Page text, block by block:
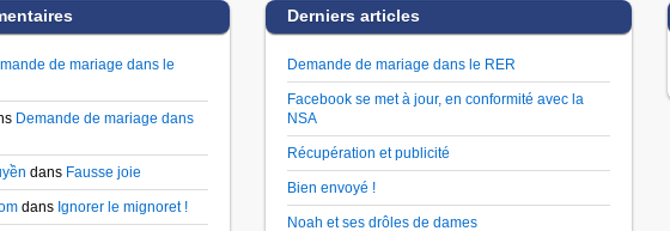
de mariage dans le
Demande de mariage dans
dans Fausse joie
dans Ignorer le mignoret !
Derniers articles
Demande de mariage dans le RER
Facebook se met à jour, en conformité avec la
NSA
Récupération et publicité
Bien envoyé !
Noah et ses drôles de dames